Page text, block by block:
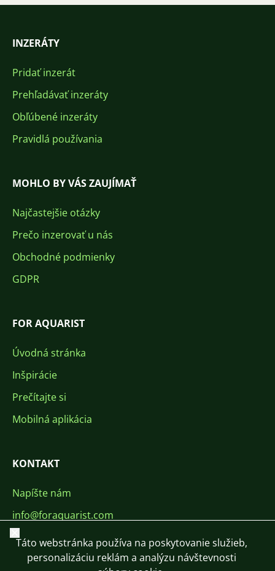
INZERÁTY
Pridať inzerát
Prehľadávať inzeráty
Obľúbené inzeráty
Pravidlá používania
MOHLO BY VÁS ZAUJÍMAŤ
Najčastejšie otázky
Prečo inzerovať u nás
Obchodné podmienky
GDPR
FOR AQUARIST
Úvodná stránka
Inšpirácie
Prečítajte si
Mobilná aplikácia
KONTAKT
Napíšte nám
info@foraquarist.com
+420 603 449 602
Zavrieť
Táto webstránka používa na poskytovanie služieb,
personalizáciu reklám a analýzu návštevnosti